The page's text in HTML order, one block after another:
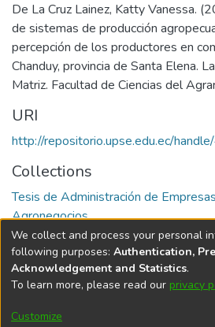
De La Cruz Lainez, Katty Vanessa.
de sistemas de producción
percepción de los productores en
Chanduy, provincia de Santa Elena.
Matriz. Facultad de Ciencias del
URI
http://repositorio.upse.edu.ec/
Collections
Tesis de Administración de
Agronegocios
Full item page
DSpace softwarecopyright ©
Cookie
We collect and process your personal
following purposes: Authentication,
Acknowledgement and Statistics.
To learn more, please read our privacy
Customize